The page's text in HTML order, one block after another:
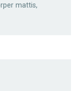
mattis,